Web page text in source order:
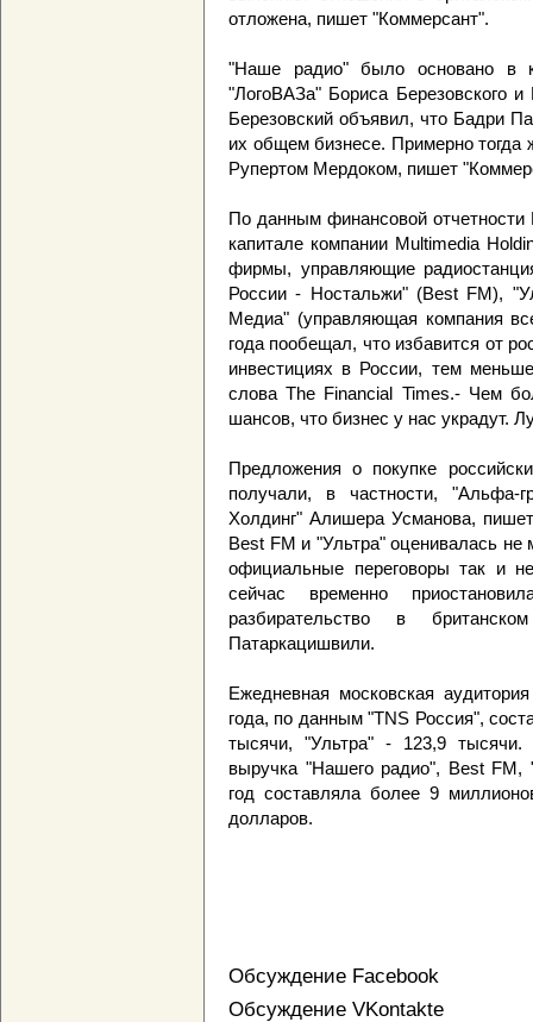
отложена, пишет "Коммерсант".
"Наше радио" было основано в
"ЛогоВАЗа" Бориса Березовского
Березовский объявил, что Бадри
их общем бизнесе. Примерно
Рупертом Мердоком, пишет
По данным финансовой отчетности
капитале компании Multimedia
фирмы, управляющие
России - Ностальжи" (Best FM),
Медиа" (управляющая компания
года пообещал, что избавится от
инвестициях в России, тем
слова The Financial Times.- Чем
шансов, что бизнес у нас украдут.
Предложения о покупке
получали, в частности,
Холдинг" Алишера Усманова,
Best FM и "Ультра" оценивалась
официальные переговоры так и
сейчас временно
разбирательство в
Патаркацишвили.
Ежедневная московская
года, по данным "TNS Россия",
тысячи, "Ультра" - 123,9
выручка "Нашего радио", Best FM,
год составляла более 9
долларов.
Обсуждение Facebook
Обсуждение VKontakte